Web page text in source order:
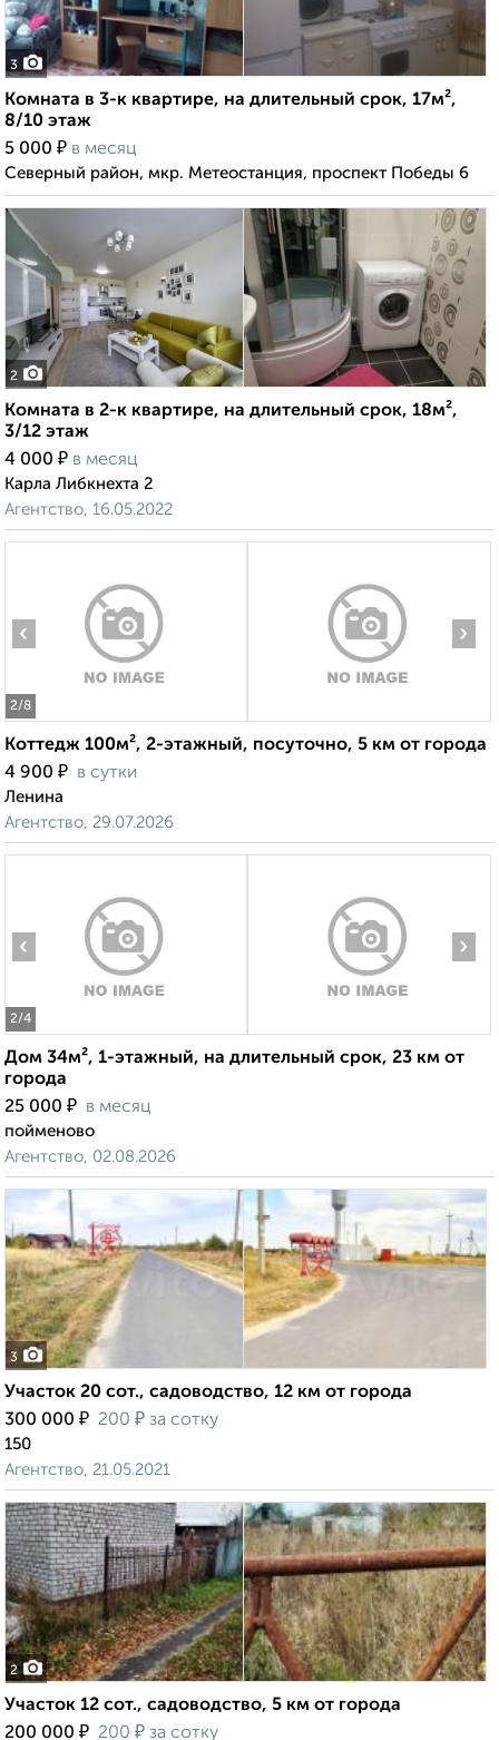
3
Комната в 3-к квартире, на длительный срок, 17м²,
8/10 этаж
5 000 ₽ в месяц
Северный район, мкр. Метеостанция, проспект Победы 6
2
Комната в 2-к квартире, на длительный срок, 18м²,
3/12 этаж
4 000 ₽ в месяц
Карла Либкнехта 2
Агентство, 16.05.2022
2/8
‹ ›
Коттедж 100м², 2-этажный, посуточно, 5 км от города
4 900 ₽ в сутки
Ленина
Агентство, 29.07.2026
2/4
‹ ›
Дом 34м², 1-этажный, на длительный срок, 23 км от
города
25 000 ₽ в месяц
пойменово
Агентство, 02.08.2026
3
Участок 20 сот., садоводство, 12 км от города
300 000 ₽ 200 ₽ за сотку
150
Агентство, 21.05.2021
2
Участок 12 сот., садоводство, 5 км от города
200 000 ₽ 200 ₽ за сотку